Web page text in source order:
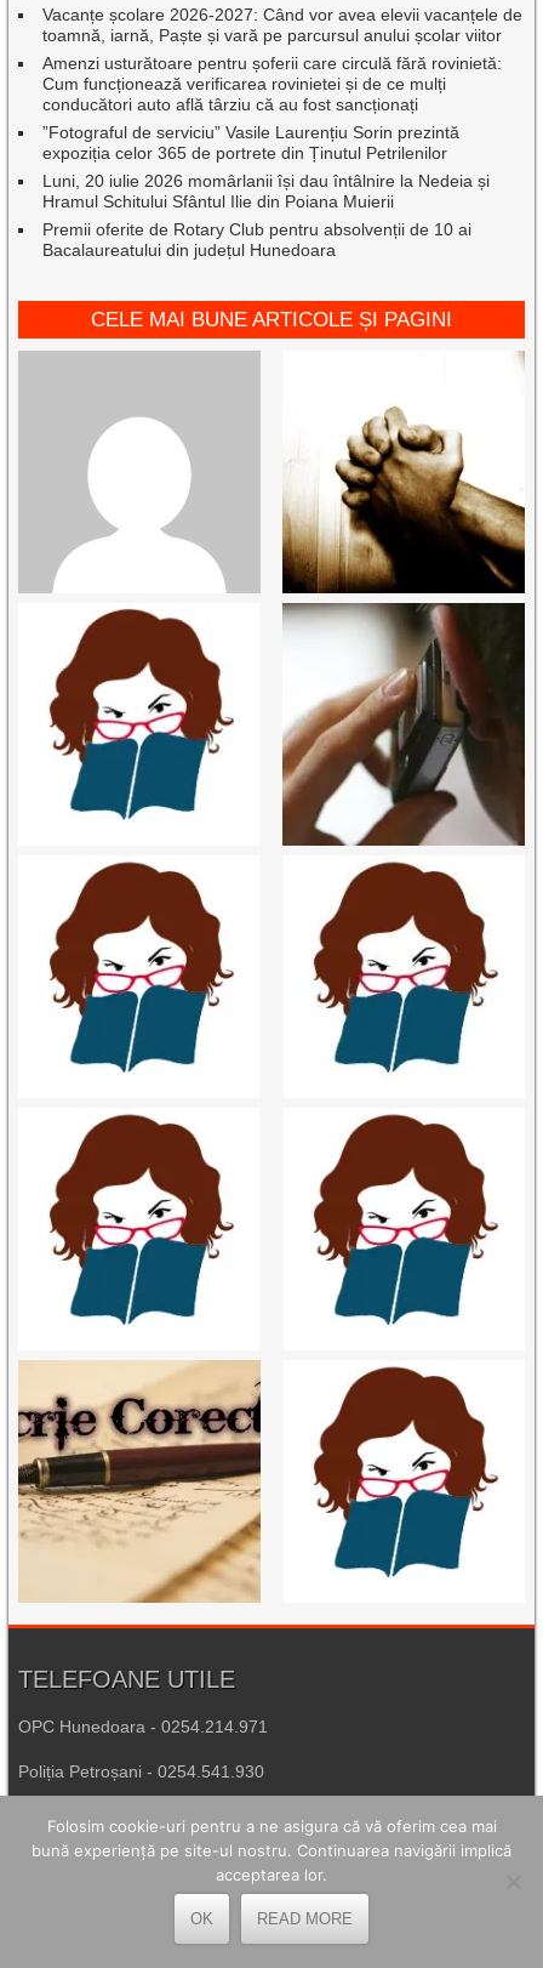
Vacanțe școlare 2026-2027: Când vor avea elevii vacanțele de
toamnă, iarnă, Paște și vară pe parcursul anului școlar viitor
Amenzi usturătoare pentru șoferii care circulă fără rovinietă:
Cum funcționează verificarea rovinietei și de ce mulți
conducători auto află târziu că au fost sancționați
”Fotograful de serviciu” Vasile Laurențiu Sorin prezintă
expoziția celor 365 de portrete din Ținutul Petrilenilor
Luni, 20 iulie 2026 momârlanii își dau întâlnire la Nedeia și
Hramul Schitului Sfântul Ilie din Poiana Muierii
Premii oferite de Rotary Club pentru absolvenții de 10 ai
Bacalaureatului din județul Hunedoara
CELE MAI BUNE ARTICOLE ȘI PAGINI
TELEFOANE UTILE
OPC Hunedoara - 0254.214.971
Poliția Petroșani - 0254.541.930
Agenția de Protecția Mediului Hunedoara - 0254.215.445
Spitalul de Urgență Petroșani - 0254.544.321
Folosim cookie-uri pentru a ne asigura că vă oferim cea mai
bună experiență pe site-ul nostru. Continuarea navigării implică
acceptarea lor.
OK READ MORE